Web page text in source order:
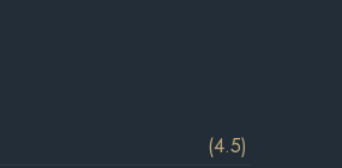
(4.5)